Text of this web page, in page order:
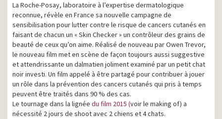
La Roche-Posay, laboratoire à l’expertise dermatologique
reconnue, révèle en France sa nouvelle campagne de
sensibilisation pour lutter contre le risque de cancers cutanés en
faisant de chacun un « Skin Checker » un contrôleur des grains de
beauté de ceux qu’on aime. Réalisé de nouveau par Owen Trevor,
le nouveau film met en scène de façon toujours aussi suggestive
et attendrissante un dalmatien joliment examiné par un petit chat
noir investi. Un film appelé à être partagé pour contribuer à jouer
un rôle dans la prévention des cancers cutanés qui pris à temps
peuvent être traités dans 90 % des cas.
Le tournage dans la lignée du film 2015 (voir le making of) a
nécessité 2 jours de shoot avec 2 chiens et 4 chats.